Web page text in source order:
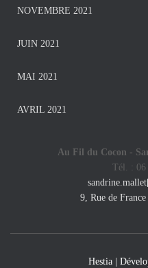
NOVEMBRE 2021
JUIN 2021
MAI 2021
AVRIL 2021
Au Fil du Cocon -
Tél. : 06
9, Rue de
Hestia |